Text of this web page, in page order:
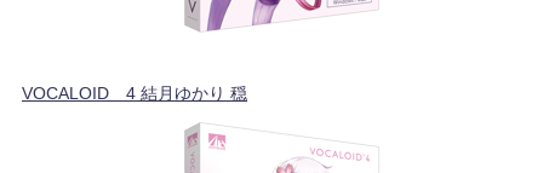
VOCALOID™4 結月ゆかり 穏